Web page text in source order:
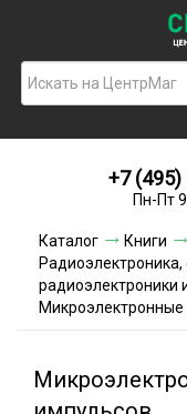
+7
Пн-Пт
Каталог Книги
Радиоэлектроника,
радиоэлектроники